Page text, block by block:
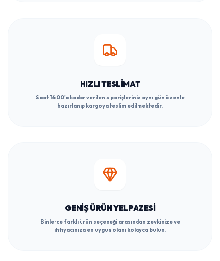
HIZLI TESLIMAT
Saat 16:00'a kadar verilen siparişleriniz aynı gün özenle
hazırlanıp kargoya teslim edilmektedir.
GENIŞ ÜRÜN YELPAZESI
Binlerce farklı ürün seçeneği arasından zevkinize ve
ihtiyacınıza en uygun olanı kolayca bulun.